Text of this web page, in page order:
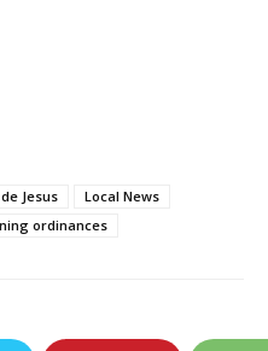
Jesus
Local News
ordinances